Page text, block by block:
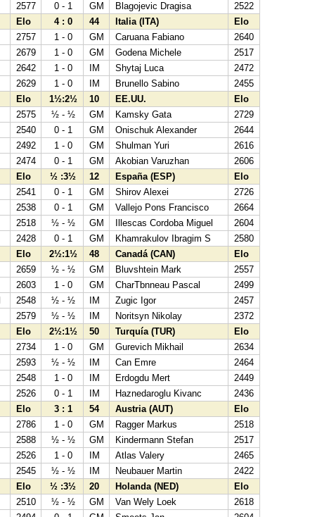
2577 0 - 1 GM Blagojevic Dragisa
2522
Elo 4 : 0 44 Italia (ITA)
Elo
2757 1 - 0 GM Caruana Fabiano
2640
2679 1 - 0 GM Godena Michele
2517
2642 1 - 0 IM Shytaj Luca
2472
2629 1 - 0 IM Brunello Sabino
2455
Elo 1½:2½ 10 EE.UU.
Elo
2575 ½ - ½ GM Kamsky Gata
2729
2540 0 - 1 GM Onischuk Alexander
2644
2492 1 - 0 GM Shulman Yuri
2616
2474 0 - 1 GM Akobian Varuzhan
2606
Elo ½ :3½ 12 España (ESP)
Elo
2541 0 - 1 GM Shirov Alexei
2726
2538 0 - 1 GM Vallejo Pons Francisco
2664
2518 ½ - ½ GM Illescas Cordoba Miguel
2604
2428 0 - 1 GM Khamrakulov Ibragim S
2580
Elo 2½:1½ 48 Canadá (CAN)
Elo
2659 ½ - ½ GM Bluvshtein Mark
2557
2603 1 - 0 GM CharTbnneau Pascal
2499
2548 ½ - ½ IM Zugic Igor
2457
2579 ½ - ½ IM Noritsyn Nikolay
2372
Elo 2½:1½ 50 Turquía (TUR)
Elo
2734 1 - 0 GM Gurevich Mikhail
2634
2593 ½ - ½ IM Can Emre
2464
2548 1 - 0 IM Erdogdu Mert
2449
2526 0 - 1 IM Haznedaroglu Kivanc
2436
Elo 3 : 1 54 Austria (AUT)
Elo
2786 1 - 0 GM Ragger Markus
2518
2588 ½ - ½ GM Kindermann Stefan
2517
2526 1 - 0 IM Atlas Valery
2465
2545 ½ - ½ IM Neubauer Martin
2422
Elo ½ :3½ 20 Holanda (NED)
Elo
2510 ½ - ½ GM Van Wely Loek
2618